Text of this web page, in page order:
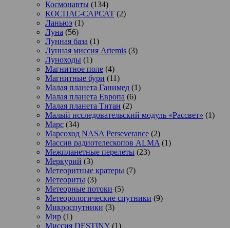
Космонавты (134)
КОСПАС-САРСАТ (2)
Ланьюэ (1)
Луна (56)
Лунная база (1)
Лунная миссия Artemis (3)
Луноходы (1)
Магнитное поле (4)
Магнитные бури (11)
Малая планета Ганимед (1)
Малая планета Европа (6)
Малая планета Титан (2)
Малый исследовательский модуль «Рассвет» (1)
Марс (34)
Марсоход NASA Perseverance (2)
Массив радиотелескопов ALMA (1)
Межпланетные перелеты (23)
Меркурий (3)
Метеоритные кратеры (7)
Метеориты (3)
Метеорные потоки (5)
Метеорологические спутники (9)
Микроспутники (3)
Мир (1)
Миссия DESTINY (1)